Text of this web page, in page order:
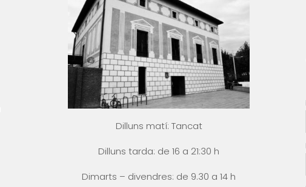
Dilluns matí: Tancat
Dilluns tarda: de 16 a 21:30 h
Dimarts – divendres: de 9.30 a 14 h